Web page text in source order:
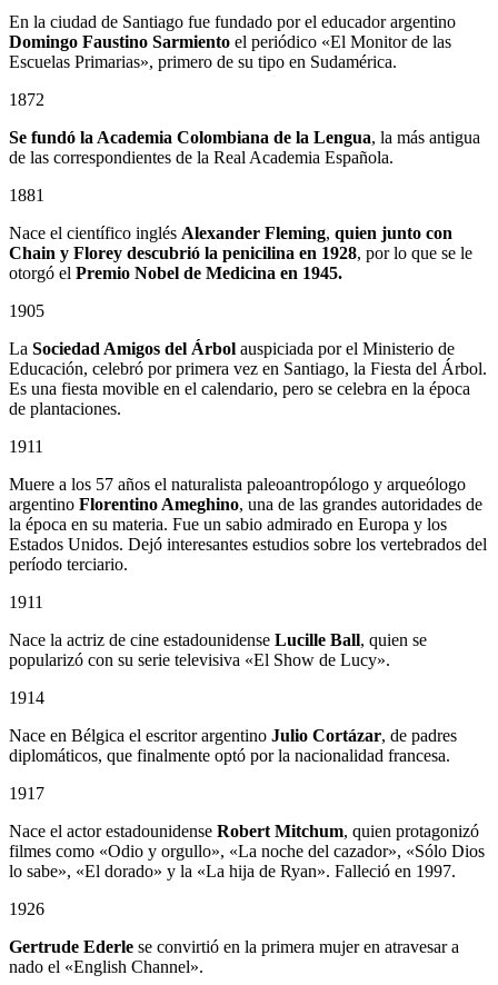
En la ciudad de Santiago fue fundado por el educador argentino
Domingo Faustino Sarmiento el periódico «El Monitor de las
Escuelas Primarias», primero de su tipo en Sudamérica.
1872
Se fundó la Academia Colombiana de la Lengua, la más antigua
de las correspondientes de la Real Academia Española.
1881
Nace el científico inglés Alexander Fleming, quien junto con
Chain y Florey descubrió la penicilina en 1928, por lo que se le
otorgó el Premio Nobel de Medicina en 1945.
1905
La Sociedad Amigos del Árbol auspiciada por el Ministerio de
Educación, celebró por primera vez en Santiago, la Fiesta del Árbol.
Es una fiesta movible en el calendario, pero se celebra en la época
de plantaciones.
1911
Muere a los 57 años el naturalista paleoantropólogo y arqueólogo
argentino Florentino Ameghino, una de las grandes autoridades de
la época en su materia. Fue un sabio admirado en Europa y los
Estados Unidos. Dejó interesantes estudios sobre los vertebrados del
período terciario.
1911
Nace la actriz de cine estadounidense Lucille Ball, quien se
popularizó con su serie televisiva «El Show de Lucy».
1914
Nace en Bélgica el escritor argentino Julio Cortázar, de padres
diplomáticos, que finalmente optó por la nacionalidad francesa.
1917
Nace el actor estadounidense Robert Mitchum, quien protagonizó
filmes como «Odio y orgullo», «La noche del cazador», «Sólo Dios
lo sabe», «El dorado» y la «La hija de Ryan». Falleció en 1997.
1926
Gertrude Ederle se convirtió en la primera mujer en atravesar a
nado el «English Channel».